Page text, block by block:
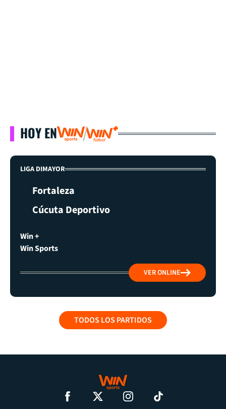
HOY EN
LIGA DIMAYOR
Fortaleza
Cúcuta Deportivo
Win +
Win Sports
VER ONLINE
TODOS LOS PARTIDOS